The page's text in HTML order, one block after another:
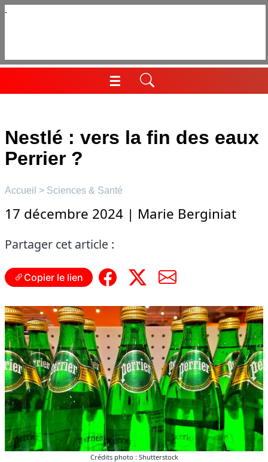
Aller
☰
Menu
Nestlé : vers la fin des eaux
Perrier ?
Accueil > Sciences & Santé
17 décembre 2024 | Marie Berginiat
Partager cet article :
Copier le lien
Crédits photo : Shutterstock